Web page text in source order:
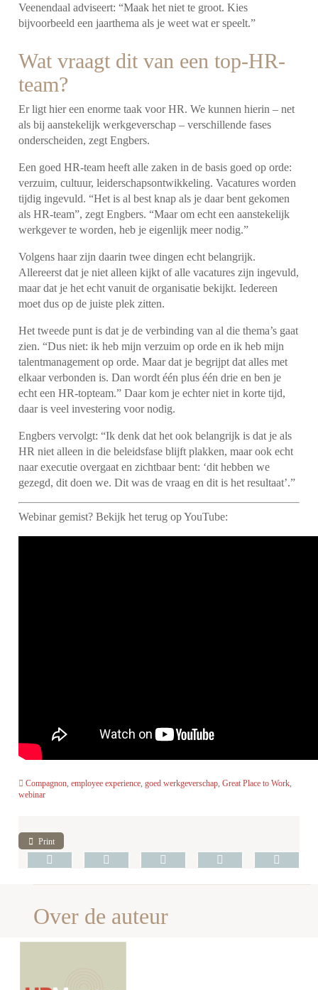
Veenendaal adviseert: “Maak het niet te groot. Kies
bijvoorbeeld een jaarthema als je weet wat er speelt.”
Wat vraagt dit van een top-HR-
team?
Er ligt hier een enorme taak voor HR. We kunnen hierin – net
als bij aanstekelijk werkgeverschap – verschillende fases
onderscheiden, zegt Engbers.
Een goed HR-team heeft alle zaken in de basis goed op orde:
verzuim, cultuur, leiderschapsontwikkeling. Vacatures worden
tijdig ingevuld. “Het is al best knap als je daar bent gekomen
als HR-team”, zegt Engbers. “Maar om echt een aanstekelijk
werkgever te worden, heb je eigenlijk meer nodig.”
Volgens haar zijn daarin twee dingen echt belangrijk.
Allereerst dat je niet alleen kijkt of alle vacatures zijn ingevuld,
maar dat je het echt vanuit de organisatie bekijkt. Iedereen
moet dus op de juiste plek zitten.
Het tweede punt is dat je de verbinding van al die thema’s gaat
zien. “Dus niet: ik heb mijn verzuim op orde en ik heb mijn
talentmanagement op orde. Maar dat je begrijpt dat alles met
elkaar verbonden is. Dan wordt één plus één drie en ben je
echt een HR-topteam.” Daar kom je echter niet in korte tijd,
daar is veel investering voor nodig.
Engbers vervolgt: “Ik denk dat het ook belangrijk is dat je als
HR niet alleen in die beleidsfase blijft plakken, maar ook echt
naar executie overgaat en zichtbaar bent: ‘dit hebben we
gezegd, dit doen we. Dit was de vraag en dit is het resultaat’.”
Webinar gemist? Bekijk het terug op YouTube:
Compagnon,employee experience,goed werkgeverschap,Great Place to Work,
webinar
Print
Over de auteur